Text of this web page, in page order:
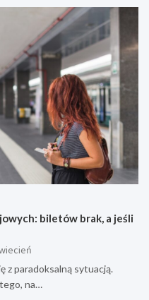
biletów brak, a jeśli
z paradoksalną sytuacją.
na…